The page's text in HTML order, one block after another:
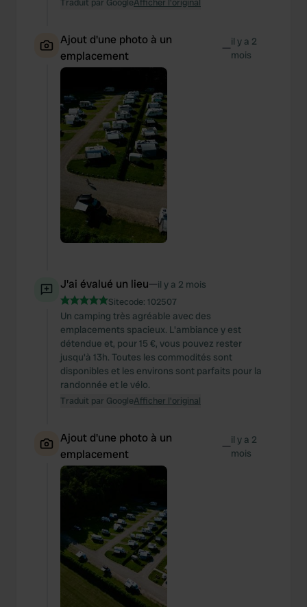
Traduit par GoogleAfficher l'original
Ajout d'une photo à un
emplacement
—il y a 2
mois
J'ai évalué un lieu—il y a 2 mois
Sitecode: 102507
Un camping très agréable avec des
emplacements spacieux. L'ambiance y est
détendue et, pour 15 €, vous pouvez rester
jusqu'à 13h. Toutes les commodités sont
disponibles et les environs sont parfaits pour la
randonnée et le vélo.
Traduit par GoogleAfficher l'original
Ajout d'une photo à un
emplacement
—il y a 2
mois